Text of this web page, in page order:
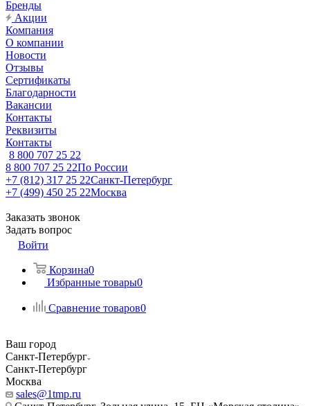
Бренды
Акции
Компания
О компании
Новости
Отзывы
Сертификаты
Благодарности
Вакансии
Контакты
Реквизиты
Контакты
8 800 707 25 22
8 800 707 25 22По России
+7 (812) 317 25 22Санкт-Петербург
+7 (499) 450 25 22Москва
Заказать звонок
Задать вопрос
Войти
Корзина0
Избранные товары0
Сравнение товаров0
Ваш город
Санкт-Петербург
Санкт-Петербург
Москва
sales@1tmp.ru